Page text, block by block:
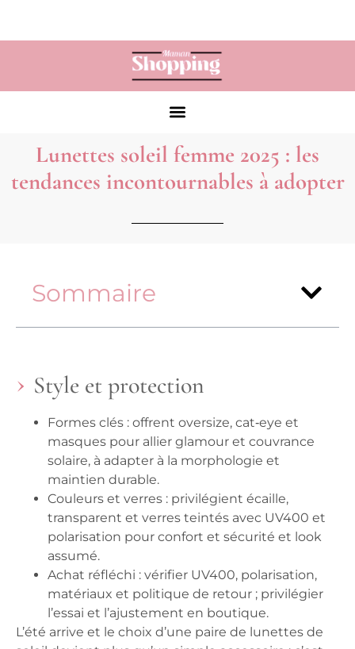
Lunettes soleil femme 2025 : les
tendances incontournables à adopter
Sommaire
Style et protection
Formes clés : offrent oversize, cat‑eye et
masques pour allier glamour et couvrance
solaire, à adapter à la morphologie et
maintien durable.
Couleurs et verres : privilégient écaille,
transparent et verres teintés avec UV400 et
polarisation pour confort et sécurité et look
assumé.
Achat réfléchi : vérifier UV400, polarisation,
matériaux et politique de retour ; privilégier
l’essai et l’ajustement en boutique.
L’été arrive et le choix d’une paire de lunettes de